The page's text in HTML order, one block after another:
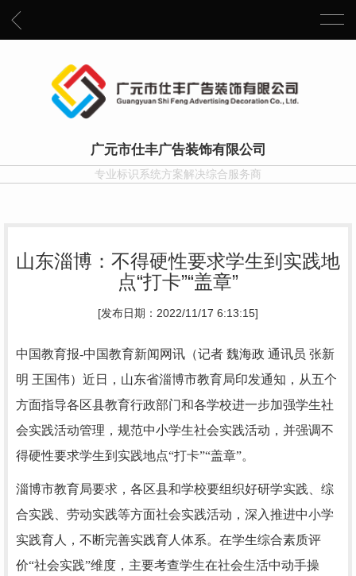
广元市仕丰广告装饰有限公司
专业标识系统方案解决综合服务商
山东淄博：不得硬性要求学生到实践地
点“打卡”“盖章”
[发布日期：2022/11/17 6:13:15]
中国教育报-中国教育新闻网讯（记者 魏海政 通讯员 张新
明 王国伟） 近日，山东省淄博市教育局印发通知，从五个
方面指导各区县教育行政部门和各学校进一步加强学生社
会实践活动管理，规范中小学生社会实践活动，并强调不
得硬性要求学生到实践地点“打卡”“盖章”。
淄博市教育局要求，各区县和学校要组织好研学实践、综
合实践、劳动实践等方面社会实践活动，深入推进中小学
实践育人，不断完善实践育人体系。在学生综合素质评
价“社会实践”维度，主要考查学生在社会生活中动手操